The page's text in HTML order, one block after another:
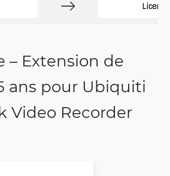
– Extension de
ans pour Ubiquiti
Video Recorder